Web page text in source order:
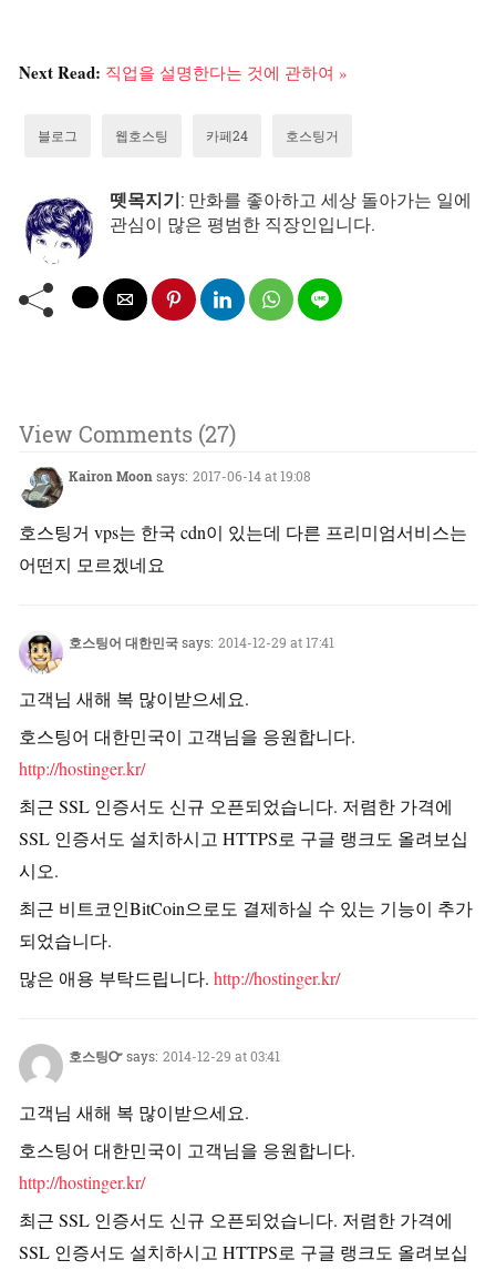
Next Read: 직업을 설명한다는 것에 관하여 »
블로그 웹호스팅 카페24 호스팅거
뗏목지기: 만화를 좋아하고 세상 돌아가는 일에
관심이 많은 평범한 직장인입니다.
View Comments (27)
Kairon Moon says: 2017-06-14 at 19:08
호스팅거 vps는 한국 cdn이 있는데 다른 프리미엄서비스는
어떤지 모르겠네요
호스팅어 대한민국says: 2014-12-29 at 17:41
고객님 새해 복 많이받으세요.
호스팅어 대한민국이 고객님을 응원합니다.
http://hostinger.kr/
최근 SSL 인증서도 신규 오픈되었습니다. 저렴한 가격에
SSL 인증서도 설치하시고 HTTPS로 구글 랭크도 올려보십
시오.
최근 비트코인BitCoin으로도 결제하실 수 있는 기능이 추가
되었습니다.
많은 애용 부탁드립니다. http://hostinger.kr/
호스팅Ꮕsays: 2014-12-29 at 03:41
고객님 새해 복 많이받으세요.
호스팅어 대한민국이 고객님을 응원합니다.
http://hostinger.kr/
최근 SSL 인증서도 신규 오픈되었습니다. 저렴한 가격에
SSL 인증서도 설치하시고 HTTPS로 구글 랭크도 올려보십